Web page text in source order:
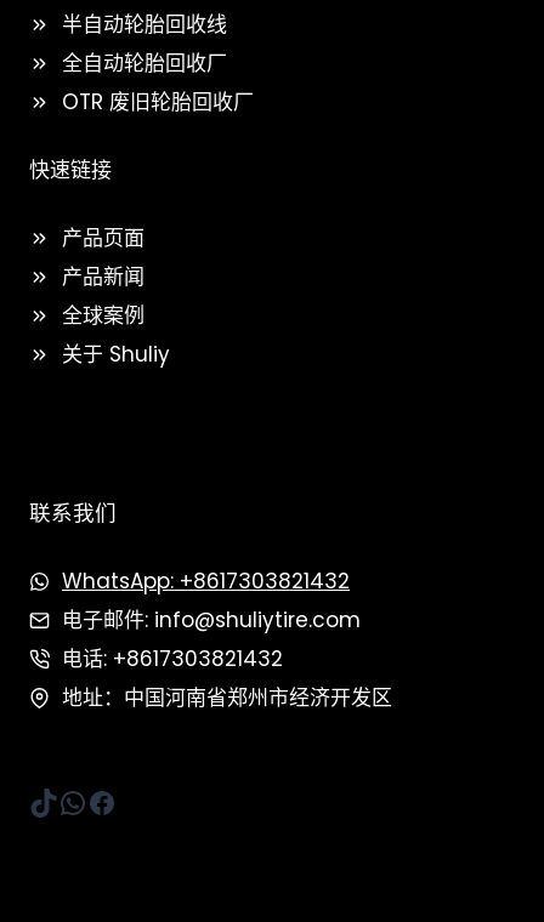
半自动轮胎回收线
全自动轮胎回收厂
OTR 废旧轮胎回收厂
快速链接
产品页面
产品新闻
全球案例
关于 Shuliy
联系我们
WhatsApp: +8617303821432
电子邮件: info@shuliytire.com
电话: +8617303821432
地址：中国河南省郑州市经济开发区
TikTok
WhatsApp
Facebook